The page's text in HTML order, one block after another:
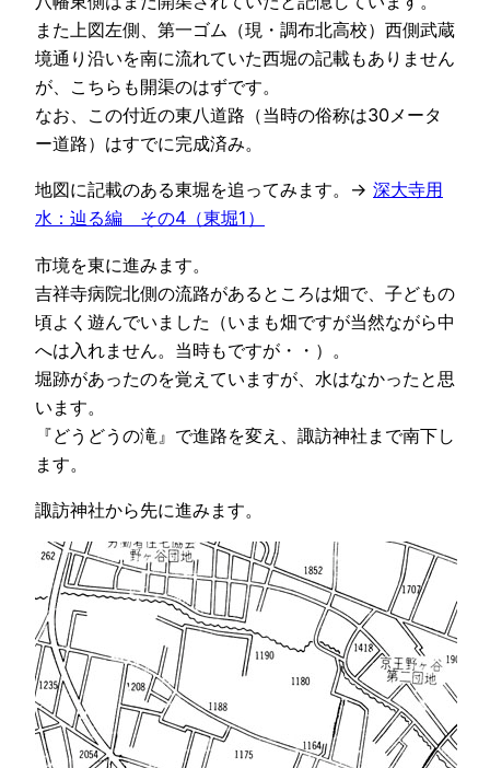
また上図左側、第一ゴム（現・調布北高校）西側武蔵
境通り沿いを南に流れていた西堀の記載もありません
が、こちらも開渠のはずです。
なお、この付近の東八道路（当時の俗称は30メータ
ー道路）はすでに完成済み。
地図に記載のある東堀を追ってみます。→ 深大寺用
水：辿る編 その4（東堀1）
市境を東に進みます。
吉祥寺病院北側の流路があるところは畑で、子どもの
頃よく遊んでいました（いまも畑ですが当然ながら中
へは入れません。当時もですが・・）。
堀跡があったのを覚えていますが、水はなかったと思
います。
『どうどうの滝』で進路を変え、諏訪神社まで南下し
ます。
諏訪神社から先に進みます。